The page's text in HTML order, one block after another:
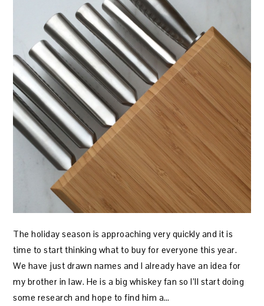
The holiday season is approaching very quickly and it is
time to start thinking what to buy for everyone this year.
We have just drawn names and I already have an idea for
my brother in law. He is a big whiskey fan so I’ll start doing
some research and hope to find him a…